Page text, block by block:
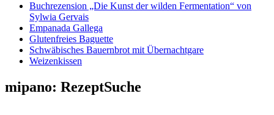
Buchrezension „Die Kunst der wilden Fermentation“ von
Sylwia Gervais
Empanada Gallega
Glutenfreies Baguette
Schwäbisches Bauernbrot mit Übernachtgare
Weizenkissen
mipano: RezeptSuche